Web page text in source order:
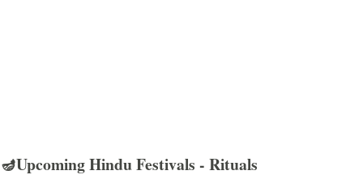
🪔Upcoming Hindu Festivals - Rituals